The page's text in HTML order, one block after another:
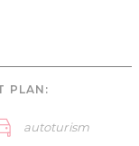
PLAN:
autoturism